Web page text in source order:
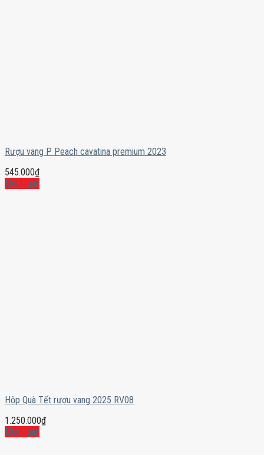
Rượu vang P Peach cavatina premium 2023
545.000₫
Mua ngay
Hộp Quà Tết rượu vang 2025 RV08
1.250.000₫
Mua ngay